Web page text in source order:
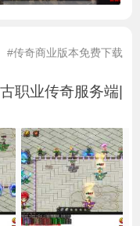
#传奇商业版本免费下载
职业传奇服务端|